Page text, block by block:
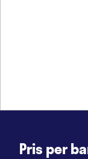
Pris per